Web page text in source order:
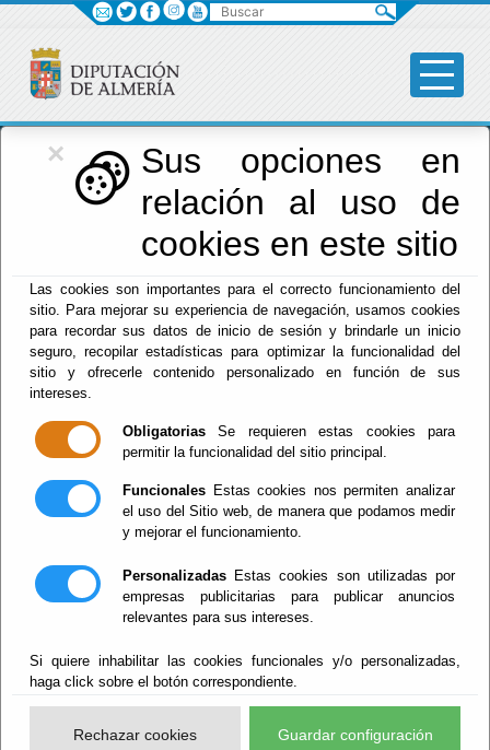
×
Sus opciones en
relación al uso de
cookies en este sitio
Las cookies son importantes para el correcto funcionamiento del
sitio. Para mejorar su experiencia de navegación, usamos cookies
para recordar sus datos de inicio de sesión y brindarle un inicio
seguro, recopilar estadísticas para optimizar la funcionalidad del
sitio y ofrecerle contenido personalizado en función de sus
intereses.
Obligatorias Se requieren estas cookies para
permitir la funcionalidad del sitio principal.
Funcionales Estas cookies nos permiten analizar
el uso del Sitio web, de manera que podamos medir
y mejorar el funcionamiento.
Personalizadas Estas cookies son utilizadas por
empresas publicitarias para publicar anuncios
relevantes para sus intereses.
Si quiere inhabilitar las cookies funcionales y/o personalizadas,
haga click sobre el botón correspondiente.
Rechazar cookies Guardar configuración
Diputación
Menú Diputación
Anuncios
Archivados
Públicos
Tablón Suscripciones
2025
Buscar